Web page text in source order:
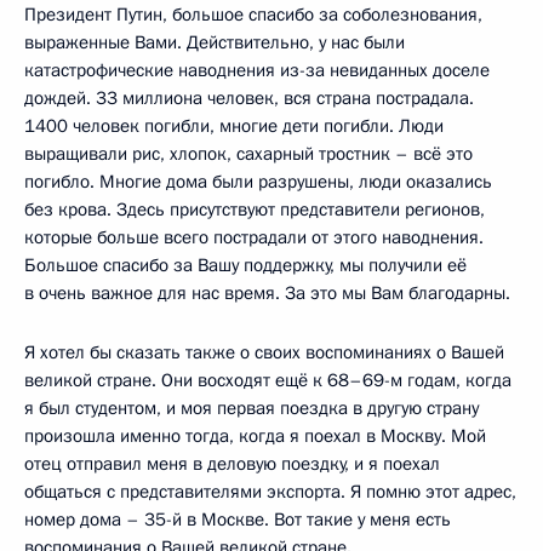
Президент Путин, большое спасибо за соболезнования,
выраженные Вами. Действительно, у нас были
катастрофические наводнения из-за невиданных доселе
дождей. 33 миллиона человек, вся страна пострадала.
1400 человек погибли, многие дети погибли. Люди
выращивали рис, хлопок, сахарный тростник – всё это
погибло. Многие дома были разрушены, люди оказались
без крова. Здесь присутствуют представители регионов,
которые больше всего пострадали от этого наводнения.
Большое спасибо за Вашу поддержку, мы получили её
в очень важное для нас время. За это мы Вам благодарны.
Я хотел бы сказать также о своих воспоминаниях о Вашей
великой стране. Они восходят ещё к 68–69-м годам, когда
я был студентом, и моя первая поездка в другую страну
произошла именно тогда, когда я поехал в Москву. Мой
отец отправил меня в деловую поездку, и я поехал
общаться с представителями экспорта. Я помню этот адрес,
номер дома – 35-й в Москве. Вот такие у меня есть